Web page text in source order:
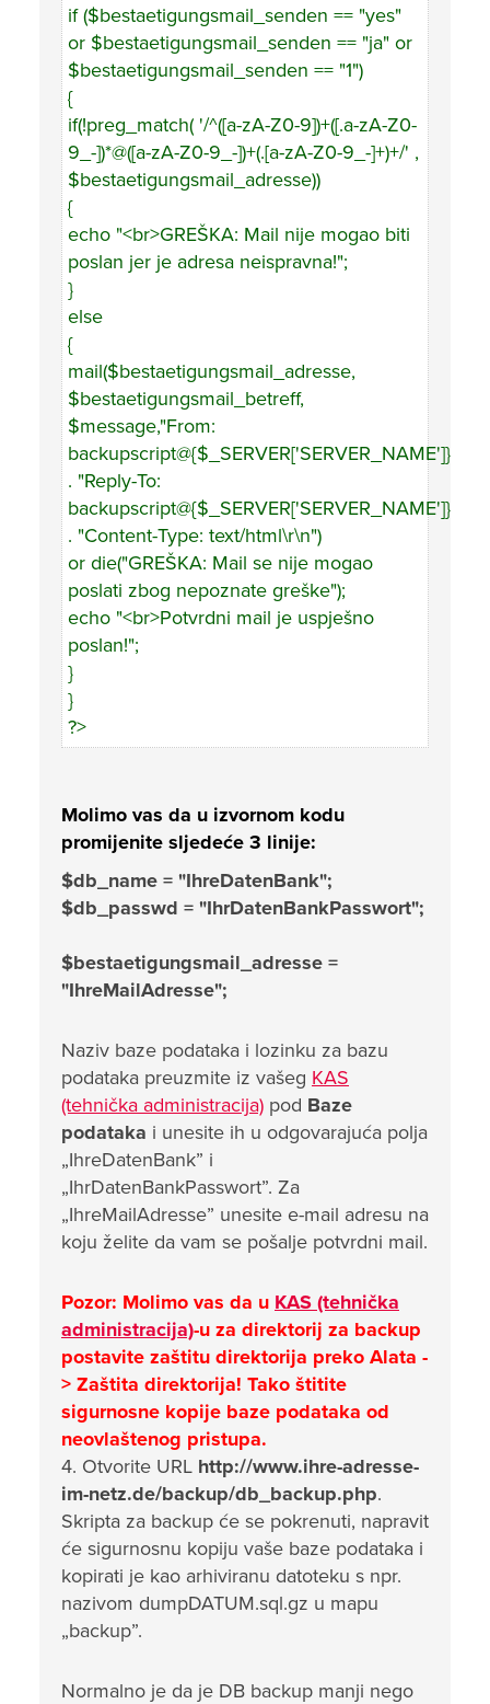
if ($bestaetigungsmail_senden == "yes"
or $bestaetigungsmail_senden == "ja" or
$bestaetigungsmail_senden == "1")
{
if(!preg_match( '/^([a-zA-Z0-9])+([.a-zA-Z0-
9_-])*@([a-zA-Z0-9_-])+(.[a-zA-Z0-9_-]+)+/' ,
$bestaetigungsmail_adresse))
{
echo "<br>GREŠKA: Mail nije mogao biti
poslan jer je adresa neispravna!";
}
else
{
mail($bestaetigungsmail_adresse,
$bestaetigungsmail_betreff,
$message,"From:
backupscript@{$_SERVER['SERVER_NAME']}\r\n"
. "Reply-To:
backupscript@{$_SERVER['SERVER_NAME']}\r\n"
. "Content-Type: text/html\r\n")
or die("GREŠKA: Mail se nije mogao
poslati zbog nepoznate greške");
echo "<br>Potvrdni mail je uspješno
poslan!";
}
}
?>
Molimo vas da u izvornom kodu
promijenite sljedeće 3 linije:
$db_name = "IhreDatenBank";
$db_passwd = "IhrDatenBankPasswort";
$bestaetigungsmail_adresse =
"IhreMailAdresse";
Naziv baze podataka i lozinku za bazu
podataka preuzmite iz vašeg KAS
(tehnička administracija) pod Baze
podataka i unesite ih u odgovarajuća polja
„IhreDatenBank” i
„IhrDatenBankPasswort”. Za
„IhreMailAdresse” unesite e-mail adresu na
koju želite da vam se pošalje potvrdni mail.
Pozor: Molimo vas da u KAS (tehnička
administracija)-u za direktorij za backup
postavite zaštitu direktorija preko Alata -
> Zaštita direktorija! Tako štitite
sigurnosne kopije baze podataka od
neovlaštenog pristupa.
4. Otvorite URL http://www.ihre-adresse-
im-netz.de/backup/db_backup.php.
Skripta za backup će se pokrenuti, napravit
će sigurnosnu kopiju vaše baze podataka i
kopirati je kao arhiviranu datoteku s npr.
nazivom dumpDATUM.sql.gz u mapu
„backup”.
Normalno je da je DB backup manji nego